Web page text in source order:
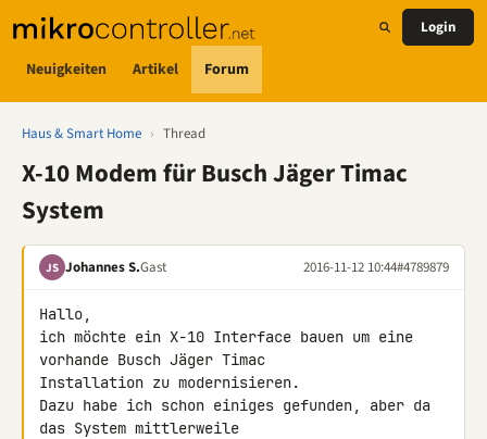
Neuigkeiten Artikel Forum
Login
Haus & Smart Home › Thread
X-10 Modem für Busch Jäger Timac
System
JS Johannes S.Gast 2016-11-12 10:44#4789879
Hallo,
ich möchte ein X-10 Interface bauen um eine
vorhande Busch Jäger Timac
Installation zu modernisieren.
Dazu habe ich schon einiges gefunden, aber da
das System mittlerweile